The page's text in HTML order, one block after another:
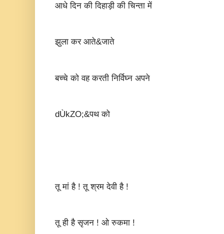
आधे दिन की दिहाड़ी की चिन्ता में
झुला कर आते&जाते
बच्चे को वह करती निर्विघ्न अपने
dÙkZO;&पथ को
तू मां है ! तू श्रम देवी है !
तू ही है सृजन ! ओ रुकमा !